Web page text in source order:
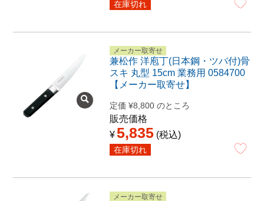
在庫切れ
メーカー取寄せ
兼松作 洋庖丁(日本鋼・ツバ付)骨
スキ 丸型 15cm 業務用 0584700
【メーカー取寄せ】
定価 ¥8,800 のところ
販売価格
¥5,835 税込
在庫切れ
メーカー取寄せ